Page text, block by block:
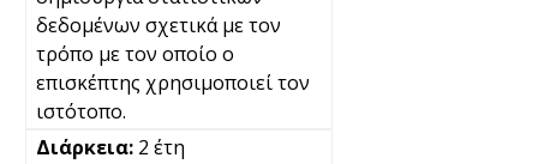
δεδομένων σχετικά με τον
τρόπο με τον οποίο ο
επισκέπτης χρησιμοποιεί τον
ιστότοπο.
2 έτη